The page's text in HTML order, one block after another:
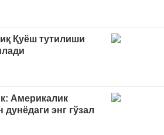
Қуёш тутилиши
Америкалик
энг гўзал